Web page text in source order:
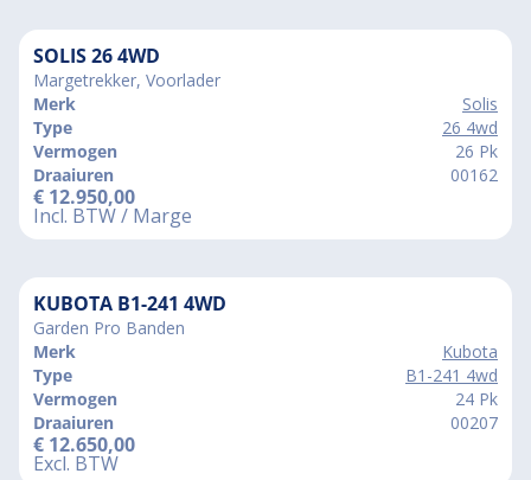
SOLIS 26 4WD
Margetrekker, Voorlader
Merk
Solis
Type
26 4wd
Vermogen
26 Pk
Draaiuren
00162
€ 12.950,00
Incl. BTW / Marge
KUBOTA B1-241 4WD
Garden Pro Banden
Merk
Kubota
Type
B1-241 4wd
Vermogen
24 Pk
Draaiuren
00207
€ 12.650,00
Excl. BTW